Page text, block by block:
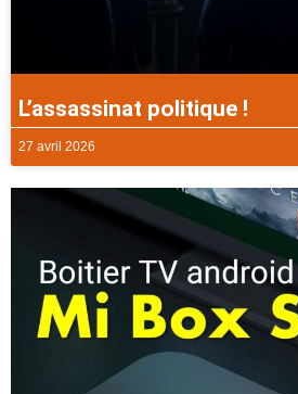
L’assassinat politique !
27 avril 2026